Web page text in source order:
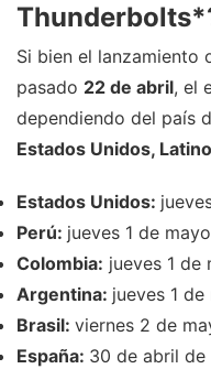
Si bien el
pasado 22 de abril, el
dependiendo del país
Estados Unidos,
Estados Unidos:
Perú: jueves 1 de
Colombia: jueves 1 de
Argentina: jueves 1
Brasil: viernes 2 de
España: 30 de abril de